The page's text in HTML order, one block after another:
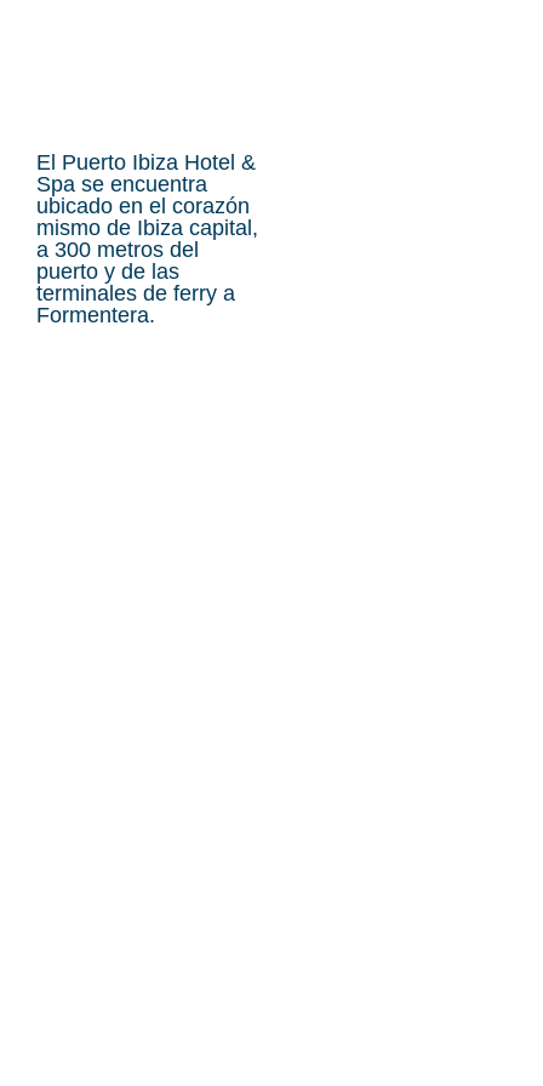
El Puerto Ibiza Hotel &
Spa se encuentra
ubicado en el corazón
mismo de Ibiza capital,
a 300 metros del
puerto y de las
terminales de ferry a
Formentera.